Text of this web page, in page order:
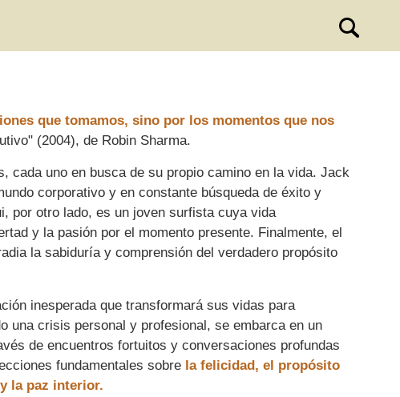
que tomamos, sino por los momentos que nos
(2004), de Robin Sharma.
cada uno en busca de su propio camino en la vida. Jack
corporativo y en constante búsqueda de éxito y
por otro lado, es un joven surfista cuya vida
y la pasión por el momento presente. Finalmente, el
la sabiduría y comprensión del verdadero propósito
inesperada que transformará sus vidas para
una crisis personal y profesional, se embarca en un
de encuentros fortuitos y conversaciones profundas
fundamentales sobre la felicidad, el propósito
la paz interior.